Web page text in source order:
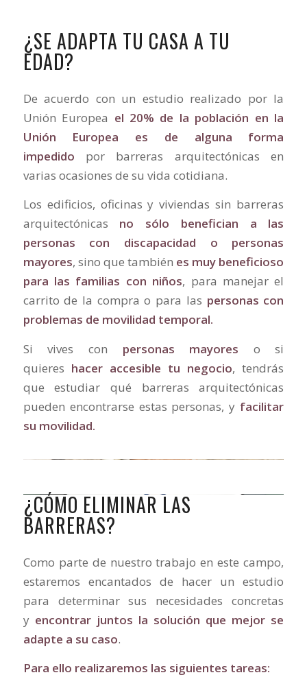
¿SE ADAPTA TU CASA A TU
EDAD?
De acuerdo con un estudio realizado por la
Unión Europea el 20% de la población en la
Unión Europea es de alguna forma
impedido por barreras arquitectónicas en
varias ocasiones de su vida cotidiana.
Los edificios, oficinas y viviendas sin barreras
arquitectónicas no sólo benefician a las
personas con discapacidad o personas
mayores, sino que también es muy beneficioso
para las familias con niños, para manejar el
carrito de la compra o para las personas con
problemas de movilidad temporal.
Si vives con personas mayores o si
quieres hacer accesible tu negocio, tendrás
que estudiar qué barreras arquitectónicas
pueden encontrarse estas personas, y facilitar
su movilidad.
¿CÓMO ELIMINAR LAS
BARRERAS?
Como parte de nuestro trabajo en este campo,
estaremos encantados de hacer un estudio
para determinar sus necesidades concretas
y encontrar juntos la solución que mejor se
adapte a su caso.
Para ello realizaremos las siguientes tareas: